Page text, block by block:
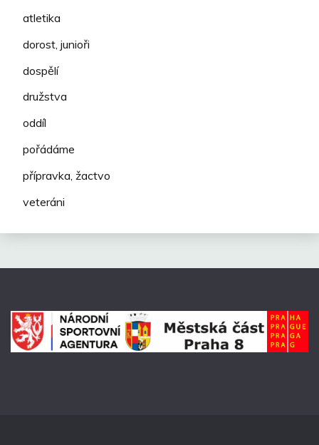
atletika
dorost, junioři
dospělí
družstva
oddíl
pořádáme
přípravka, žactvo
veteráni